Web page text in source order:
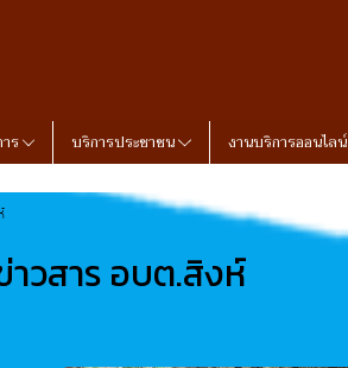
ร บริการประชาชน งานบริการออนไลน์
วสาร อบต.สิงห์